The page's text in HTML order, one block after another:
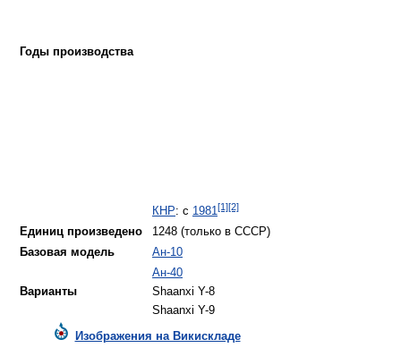
Годы производства
КНР: с 1981[1][2]
Единиц произведено
1248 (только в СССР)
Базовая модель
Ан-10
Варианты
Ан-40
Shaanxi Y-8
Shaanxi Y-9
Изображения на Викискладе